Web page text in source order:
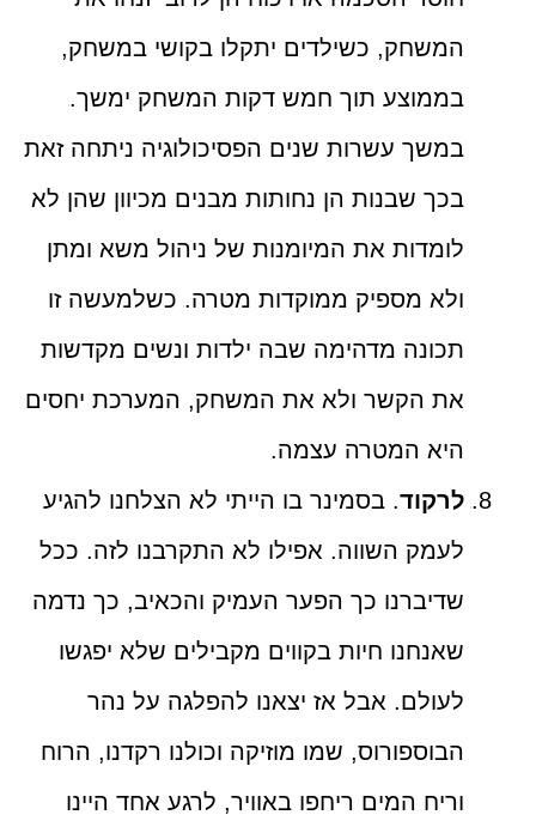
המשחק, כשילדים יתקלו בקושי במשחק,
בממוצע תוך חמש דקות המשחק ימשך.
במשך עשרות שנים הפסיכולוגיה ניתחה זאת
בכך שבנות הן נחותות מבנים מכיוון שהן לא
לומדות את המיומנות של ניהול משא ומתן
ולא מספיק ממוקדות מטרה. כשלמעשה זו
תכונה מדהימה שבה ילדות ונשים מקדשות
את הקשר ולא את המשחק, המערכת יחסים
היא המטרה עצמה.
לרקוד. בסמינר בו הייתי לא הצלחנו להגיע
לעמק השווה. אפילו לא התקרבנו לזה. ככל
שדיברנו כך הפער העמיק והכאיב, כך נדמה
שאנחנו חיות בקווים מקבילים שלא יפגשו
לעולם. אבל אז יצאנו להפלגה על נהר
הבוספורוס, שמו מוזיקה וכולנו רקדנו, הרוח
וריח המים ריחפו באוויר, לרגע אחד היינו